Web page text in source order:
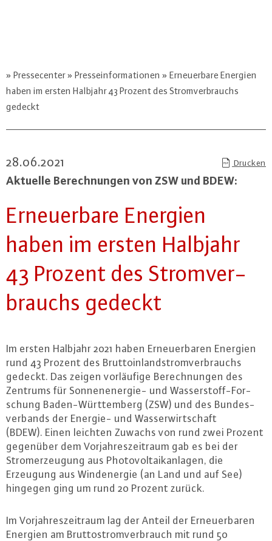
Pressecenter Presseinformationen
Erneuerbare Energien
haben im ersten Halbjahr 43 Prozent des Stromverbrauchs
gedeckt
28.06.2021 Drucken
Aktuelle Be­rech­nun­gen von ZSW und BDEW:
Er­neu­er­ba­re Energien
haben im ersten Halbjahr
43 Prozent des Strom­ver­
brauchs gedeckt
Im ersten Halbjahr 2021 haben Er­neu­er­ba­ren Energien
rund 43 Prozent des Brut­to­in­land­strom­ver­brauchs
gedeckt. Das zeigen vor­läu­fi­ge Be­rech­nun­gen des
Zentrums für Son­nen­en­er­gie- und Was­ser­stoff-For­
schung Ba­den-Würt­tem­berg (ZSW) und des Bun­des­
ver­bands der Energie- und Was­ser­wirt­schaft
(BDEW). Einen leichten Zuwachs von rund zwei Prozent
gegenüber dem Vor­jah­res­zeit­raum gab es bei der
Strom­er­zeu­gung aus Pho­to­vol­ta­ik­an­la­gen, die
Erzeugung aus Wind­ener­gie (an Land und auf See)
hingegen ging um rund 20 Prozent zurück.
Im Vor­jah­res­zeit­raum lag der Anteil der Er­neu­er­ba­ren
Energien am Brut­to­strom­ver­brauch mit rund 50